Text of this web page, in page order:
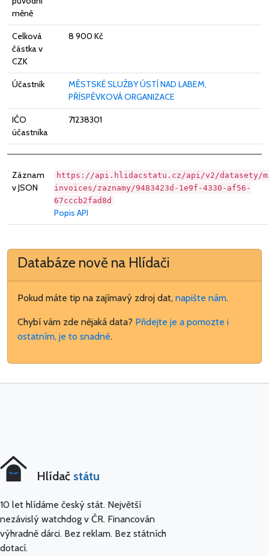
měně
Celková
částka v
CZK
8 900 Kč
Účastník
MĚSTSKÉ SLUŽBY ÚSTÍ NAD LABEM,
PŘÍSPĚVKOVÁ ORGANIZACE
IČO
účastníka
71238301
Záznam
v JSON
https://api.hlidacstatu.cz/api/v2/datasety/
invoices/zaznamy/9483423d-1e9f-4330-af56-
67cccb2fad8d
Popis API
Databáze nově na Hlídači
Pokud máte tip na zajímavý zdroj dat, napište nám.
Chybí vám zde nějaká data? Přidejte je a pomozte i
ostatním, je to snadné.
Hlídač státu
10 let hlídáme český stát. Největší
nezávislý watchdog v ČR. Financován
výhradně dárci. Bez reklam. Bez státních
dotací.